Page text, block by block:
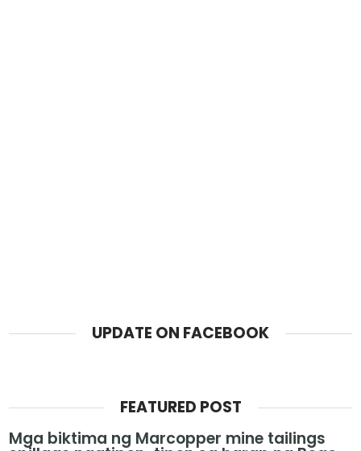
UPDATE ON FACEBOOK
FEATURED POST
Mga biktima ng Marcopper mine tailings